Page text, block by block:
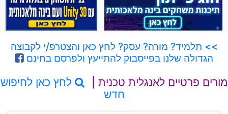
>> תלמיד? מורה? עסק? לחץ כאן והצטרפ/י לקבוצה
הגדולה שלנו בפייסבוק להתייעץ ולפרסם בחינם
מורים פרטיים לאנגלית טכנית |
לחץ כאן לחיפוש
חדש